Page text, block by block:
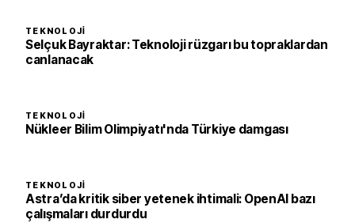
TEKNOLOJI
Selçuk Bayraktar: Teknoloji rüzgarı bu topraklardan
canlanacak
TEKNOLOJI
Nükleer Bilim Olimpiyatı'nda Türkiye damgası
TEKNOLOJI
Astra’da kritik siber yetenek ihtimali: OpenAI bazı
çalışmaları durdurdu